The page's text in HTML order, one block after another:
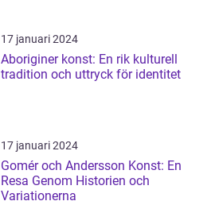
17 januari 2024
Aboriginer konst: En rik kulturell
tradition och uttryck för identitet
17 januari 2024
Gomér och Andersson Konst: En
Resa Genom Historien och
Variationerna